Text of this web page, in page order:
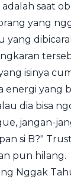
saat
yang
yang
isinya
energi yang
dia bisa
jangan-
si B?"
pun hilang.
Nggak